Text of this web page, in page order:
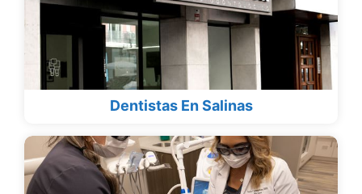
Dentistas En Salinas